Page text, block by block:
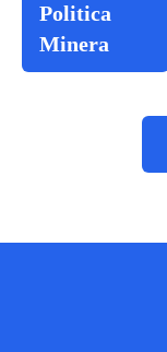
Politica
Minera